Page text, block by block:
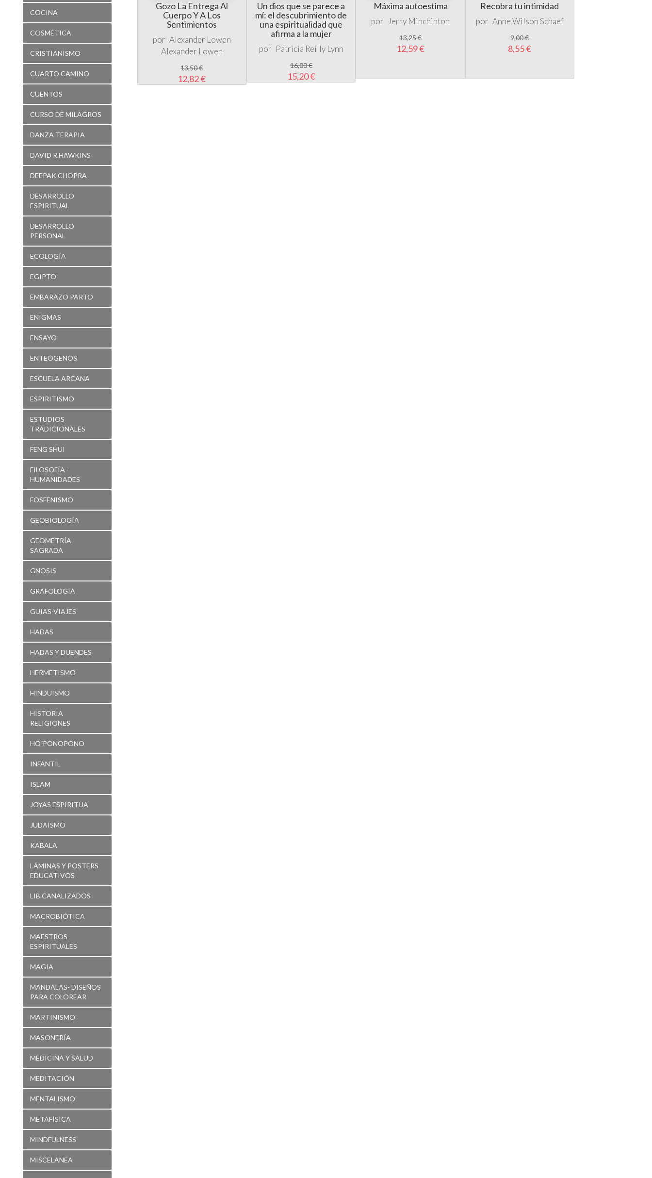
COCINA
COSMÉTICA
CRISTIANISMO
CUARTO CAMINO
CUENTOS
CURSO DE MILAGROS
DANZA TERAPIA
DAVID R.HAWKINS
DEEPAK CHOPRA
DESARROLLO
ESPIRITUAL
DESARROLLO
PERSONAL
ECOLOGÍA
EGIPTO
EMBARAZO PARTO
ENIGMAS
ENSAYO
ENTEÓGENOS
ESCUELA ARCANA
ESPIRITISMO
ESTUDIOS
TRADICIONALES
FENG SHUI
FILOSOFÍA -
HUMANIDADES
FOSFENISMO
GEOBIOLOGÍA
GEOMETRÍA
SAGRADA
GNOSIS
GRAFOLOGÍA
GUIAS-VIAJES
HADAS
HADAS Y DUENDES
HERMETISMO
HINDUISMO
HISTORIA
RELIGIONES
HO´PONOPONO
INFANTIL
ISLAM
JOYAS ESPIRITUA
JUDAISMO
KABALA
LÁMINAS Y POSTERS
EDUCATIVOS
LIB.CANALIZADOS
MACROBIÓTICA
MAESTROS
ESPIRITUALES
MAGIA
MANDALAS- DISEÑOS
PARA COLOREAR
MARTINISMO
MASONERÍA
MEDICINA Y SALUD
MEDITACIÓN
MENTALISMO
METAFÍSICA
MINDFULNESS
MISCELANEA
Gozo La Entrega Al
Cuerpo Y A Los
Sentimientos
por Alexander Lowen
Alexander Lowen
13,50 €
12,82 €
Un dios que se parece a
mí: el descubrimiento de
una espiritualidad que
afirma a la mujer
por Patricia Reilly Lynn
16,00 €
15,20 €
Máxima autoestima
por Jerry Minchinton
13,25 €
12,59 €
Recobra tu intimidad
por Anne Wilson Schaef
9,00 €
8,55 €